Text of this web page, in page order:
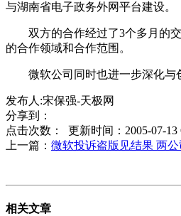
与湖南省电子政务外网平台建设。
双方的合作经过了3个多月的交
的合作领域和合作范围。
微软公司同时也进一步深化与创
发布人:宋保强-天极网
分享到：
点击次数：
更新时间：2005-07-13
上一篇： 微软投诉盗版见结果 两
相关文章